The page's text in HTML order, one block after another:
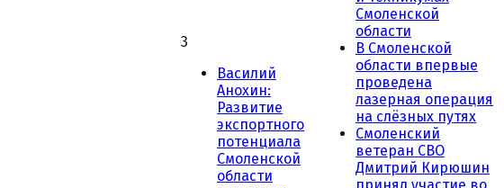
3
Василий
Анохин:
Развитие
экспортного
потенциала
Смоленской
области
Смоленской
области
В Смоленской
области впервые
проведена
лазерная операция
на слёзных путях
Смоленский
ветеран СВО
Дмитрий Кирюшин